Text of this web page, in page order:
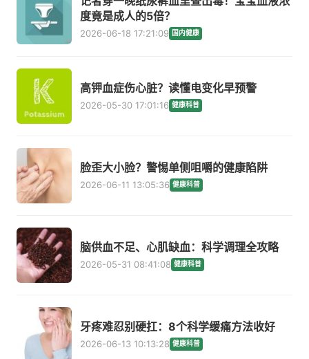
度竟是成人的5倍？
2026-06-18 17:21:09 国内健康
高钾血症伤心脏？读懂电变化早预警
2026-05-30 17:01:16 健康科普
脸歪大小脸？警惕单侧咀嚼的健康陷阱
2026-06-11 13:05:36 健康科普
脑供血不足、心肌缺血：科学调理全攻略
2026-05-31 08:41:08 健康科普
牙疼难忍别硬扛：8个科学缓痛方法收好
2026-06-13 10:13:28 健康科普